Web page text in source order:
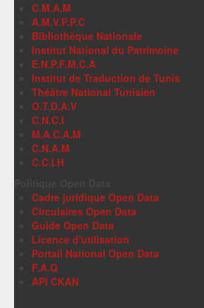
C.M.A.M
A.M.V.P.P.C
Bibliothèque Nationale
Institut National du Patrimoine
E.N.P.F.M.C.A
Institut de Traduction de Tunis
Théâtre National Tunisien
O.T.D.A.V
C.N.C.I
M.A.C.A.M
C.N.A.M
C.C.I.H
Cadre juridique Open Data
Circulaires Open Data
Guide Open Data
Licence d'utilisation
Portail National Open Data
F.A.Q
API CKAN